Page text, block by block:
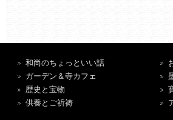
和尚のちょっといい話
ガーデン＆寺カフェ
歴史と宝物
供養とご祈祷